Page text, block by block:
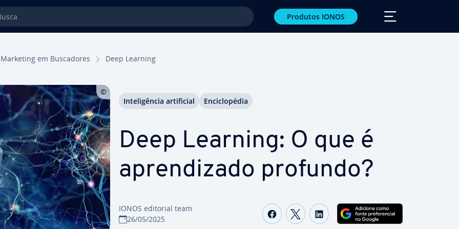
Produtos IONOS
Marketing em Bus­ca­do­res Deep Learning
Deep Learning: O que é
apren­di­zado profundo?
IONOS editorial team
26/05/2025
Com­par­ti­lhar no Facebook
Com­par­ti­lhar no Twitter
Com­par­ti­lhar no LinkedIn
In­te­li­gên­cia ar­ti­fi­cial En­ci­clo­pé­dia